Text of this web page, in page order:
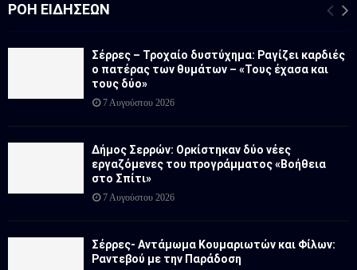
ΡΟΉ ΕΙΔΉΣΕΩΝ
Σέρρες – Τροχαίο δυστύχημα: Ραγίζει καρδιές
ο πατέρας των θυμάτων – «Τους έχασα και
τους δύο»
7 Αυγούστου 2026
Δήμος Σερρών: Ορκίστηκαν δύο νέες
εργαζόμενες του προγράμματος «Βοήθεια
στο Σπίτι»
7 Αυγούστου 2026
Σέρρες- Αντάμωμα Κουμαριωτών και Φίλων:
Ραντεβού με την Παράδοση